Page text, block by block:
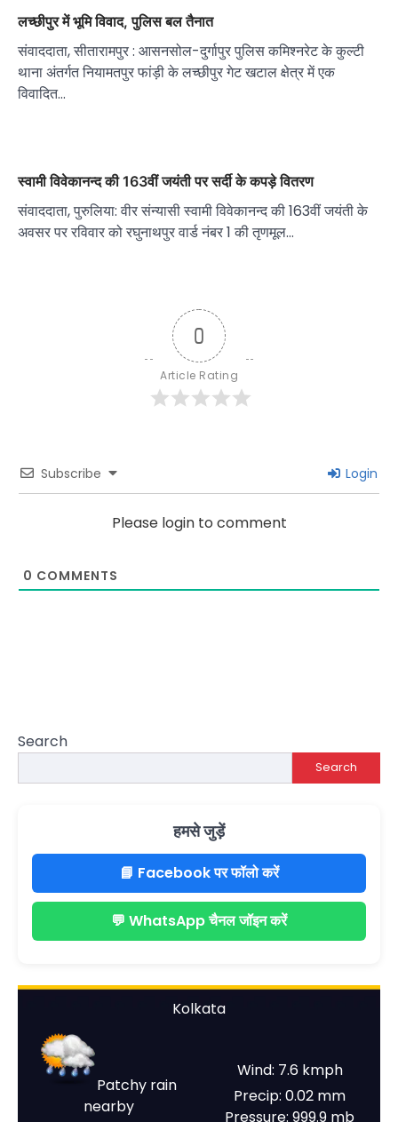
लच्छीपुर में भूमि विवाद, पुलिस बल तैनात
संवाददाता, सीतारामपुर : आसनसोल-दुर्गापुर पुलिस कमिश्नरेट के कुल्टी
थाना अंतर्गत नियामतपुर फांड़ी के लच्छीपुर गेट खटाल क्षेत्र में एक
विवादित…
स्वामी विवेकानन्द की 163वीं जयंती पर सर्दी के कपड़े वितरण
संवाददाता, पुरुलिया: वीर संन्यासी स्वामी विवेकानन्द की 163वीं जयंती के
अवसर पर रविवार को रघुनाथपुर वार्ड नंबर 1 की तृणमूल…
0
Article Rating
Subscribe Login
Please login to comment
0 COMMENTS
Search
Search
हमसे जुड़ें
📘 Facebook पर फॉलो करें
💬 WhatsApp चैनल जॉइन करें
Kolkata
Patchy rain
nearby
Wind: 7.6 kmph
Precip: 0.02 mm
Pressure: 999.9 mb